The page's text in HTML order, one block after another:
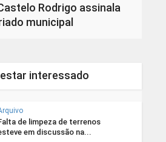
Rodrigo assinala
municipal
interessado
de limpeza de terrenos
em discussão na...